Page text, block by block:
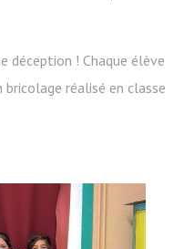
déception ! Chaque élève
bricolage réalisé en classe